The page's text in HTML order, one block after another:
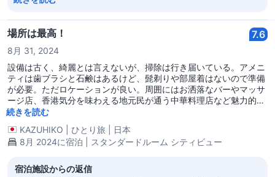
look forward to welcoming you back for another promising
stay soon.
場所は最高！ 7.6
8月 31, 2024
設備は古く、綺麗とは言えないが、掃除は行き届いている。アメニ
ティは歯ブラシと石鹸はあるけど、髭剃りや部屋着はないので準備
が必要。ただロケーションが良い。周囲にはお洒落なバーやマッサ
ージ店、香港気分を味わえる地元民が通う中華料理店など魅力的な
店が沢山ある。夜はホテルの周辺だけで過ごせる！
続きを読む
KAZUHIKO
ひとり旅
日本
8月 2024に宿泊 | スタンダードルーム シティビュー
宿泊施設からの返信